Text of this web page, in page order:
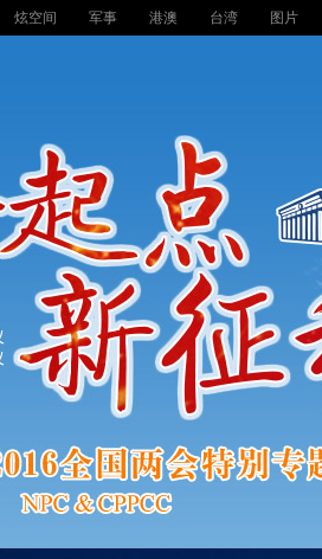
炫空间 军事 港澳 台湾 图片